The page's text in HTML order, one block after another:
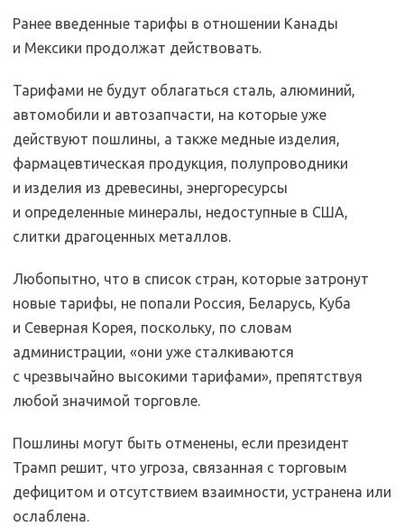
Ранее введенные тарифы в отношении Канады
и Мексики продолжат действовать.
Тарифами не будут облагаться сталь, алюминий,
автомобили и автозапчасти, на которые уже
действуют пошлины, а также медные изделия,
фармацевтическая продукция, полупроводники
и изделия из древесины, энергоресурсы
и определенные минералы, недоступные в США,
слитки драгоценных металлов.
Любопытно, что в список стран, которые затронут
новые тарифы, не попали Россия, Беларусь, Куба
и Северная Корея, поскольку, по словам
администрации, «они уже сталкиваются
с чрезвычайно высокими тарифами», препятствуя
любой значимой торговле.
Пошлины могут быть отменены, если президент
Трамп решит, что угроза, связанная с торговым
дефицитом и отсутствием взаимности, устранена или
ослаблена.